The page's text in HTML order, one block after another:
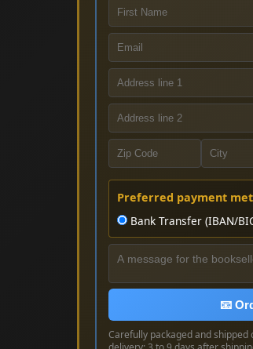
Preferred payment
Bank Transfer (IBAN/
📧
Carefully packaged and shipped